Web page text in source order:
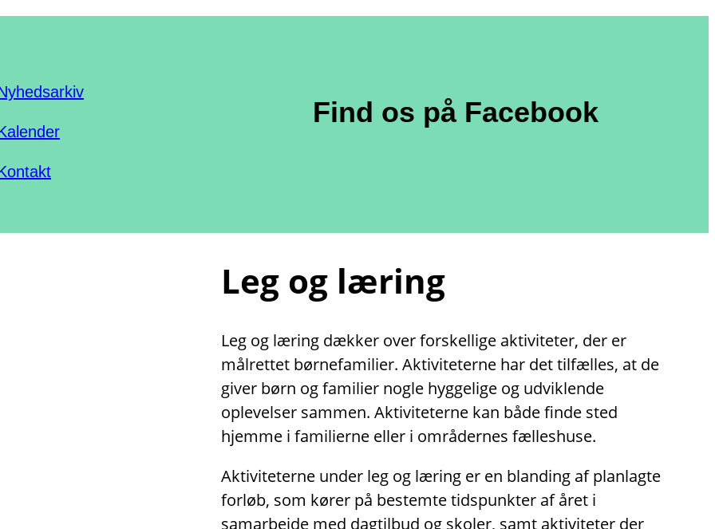
Find os på Facebook
Leg og læring
Leg og læring dækker over forskellige aktiviteter, der er
målrettet børnefamilier. Aktiviteterne har det tilfælles, at de
giver børn og familier nogle hyggelige og udviklende
oplevelser sammen. Aktiviteterne kan både finde sted
hjemme i familierne eller i områdernes fælleshuse.
Aktiviteterne under leg og læring er en blanding af planlagte
forløb, som kører på bestemte tidspunkter af året i
samarbejde med dagtilbud og skoler, samt aktiviteter der